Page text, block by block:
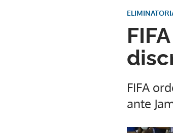
FIFA
ante